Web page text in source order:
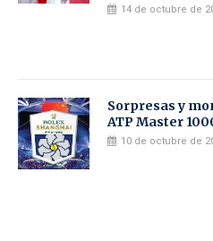
14 de octubre de
Sorpresas y
ATP Master
10 de octubre de